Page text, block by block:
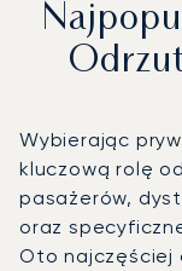
Wybierając
kluczową rolę
pasażerów,
oraz
Oto najczęściej